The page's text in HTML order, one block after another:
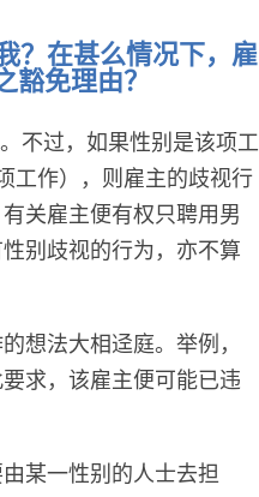
？在甚么情况下，雇
免理由？
不过，如果性别是该项工
工作），则雇主的歧视行
关雇主便有权只聘用男
别歧视的行为，亦不算
想法大相迳庭。举例，
求，该雇主便可能已违
某一性别的人士去担